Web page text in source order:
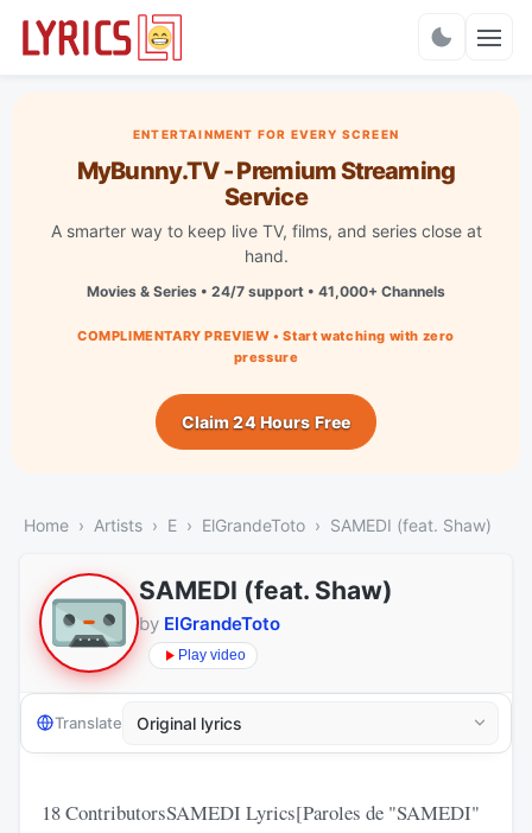
ENTERTAINMENT FOR EVERY SCREEN
MyBunny.TV - Premium Streaming
Service
A smarter way to keep live TV, films, and series close at
hand.
Movies & Series • 24/7 support • 41,000+ Channels
COMPLIMENTARY PREVIEW • Start watching with zero
pressure
Claim 24 Hours Free
Home Artists E ElGrandeToto SAMEDI (feat. Shaw)
SAMEDI (feat. Shaw)
by ElGrandeToto
Play video
Translate
18 ContributorsSAMEDI Lyrics[Paroles de "SAMEDI"